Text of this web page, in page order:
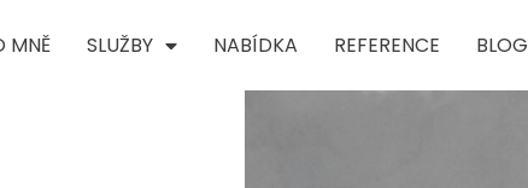
MNĚ SLUŽBY NABÍDKA REFERENCE BLOG